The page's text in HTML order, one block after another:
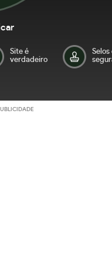
Site é
verdadeiro
Selos